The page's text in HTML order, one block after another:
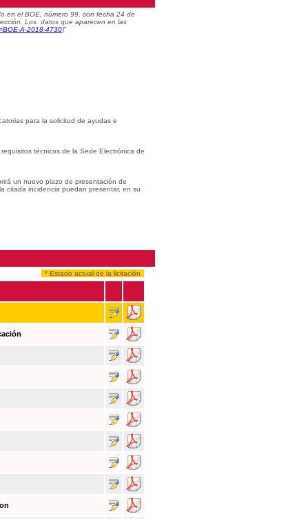
en el BOE, número 99, con fecha 24 de
Los datos que aparecen en las
A-2018-4730)”
para la solicitud de ayudas e
técnicos de la Sede Electrónica de
un nuevo plazo de presentación de
citada incidencia puedan presentar, en su
* Estado actual de la licitación